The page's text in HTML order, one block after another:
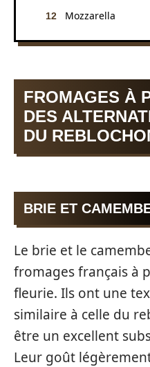
Mozzarella
FROMAGES À
DES
DU
BRIE ET
Le brie et le
fromages français à
fleurie. Ils ont une
similaire à celle du
être un excellent
Leur goût